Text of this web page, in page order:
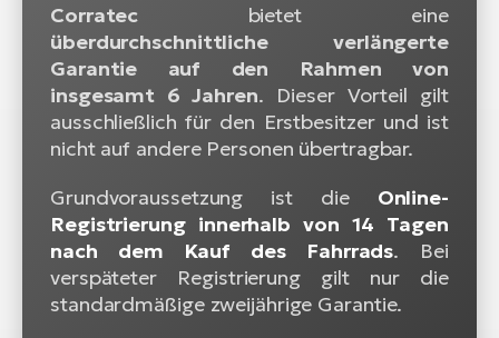
Corratec bietet eine
überdurchschnittliche verlängerte
Garantie auf den Rahmen von
insgesamt 6 Jahren. Dieser Vorteil gilt
ausschließlich für den Erstbesitzer und ist
nicht auf andere Personen übertragbar.
Grundvoraussetzung ist die Online-
Registrierung innerhalb von 14 Tagen
nach dem Kauf des Fahrrads. Bei
verspäteter Registrierung gilt nur die
standardmäßige zweijährige Garantie.